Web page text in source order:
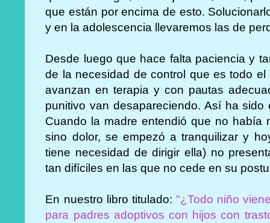
que están por encima de esto.
y en la adolescencia llevaremos las de
Desde luego que hace falta paciencia y
de la necesidad de control que es todo
avanzan en terapia y con pautas
punitivo van desapareciendo. Así ha
Cuando la madre entendió que no había
sino dolor, se empezó a tranquilizar y
tiene necesidad de dirigir ella) no
tan difíciles en las que no cede en su
En nuestro libro titulado:"¿Todo niño
para padres adoptivos con hijos con